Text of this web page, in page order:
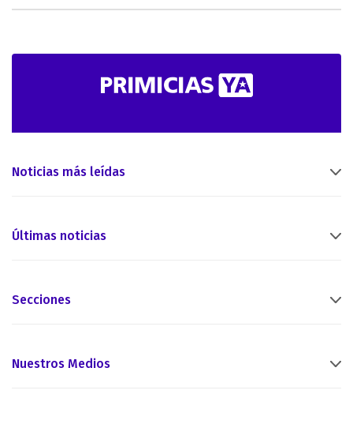
Noticias más leídas
Últimas noticias
Secciones
Nuestros Medios